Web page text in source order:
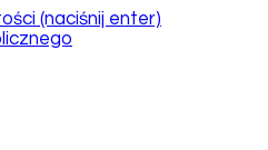
(naciśnij enter)
Publicznego